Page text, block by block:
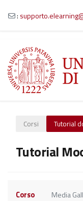
Vai al contenuto principale
:
Corsi Tutorial
Tutorial
Corso Media